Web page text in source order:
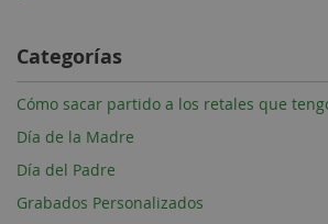
Categorías
Cómo sacar partido a los retales que
Día de la Madre
Día del Padre
Grabados Personalizados